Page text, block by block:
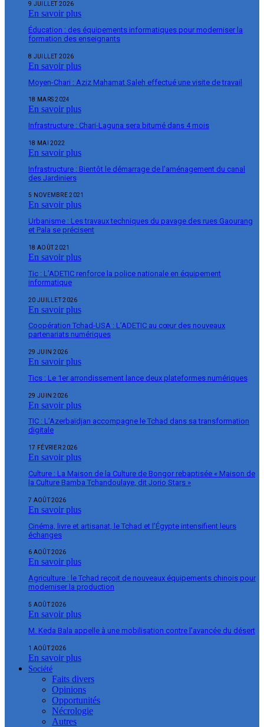
9 JUILLET 2026
En savoir plus
Éducation : des équipements informatiques pour moderniser la
formation des enseignants
8 JUILLET 2026
En savoir plus
Moyen-Chari : Aziz Mahamat Saleh effectué une visite de travail
18 MARS 2024
En savoir plus
Infrastructure : Chari-Laguna sera bitumé dans 4 mois
18 MAI 2022
En savoir plus
Infrastructure : Bientôt le démarrage de l’aménagement du canal
des Jardiniers
5 NOVEMBRE 2021
En savoir plus
Urbanisme : Les travaux techniques du pavage des rues Gaourang
et Pala se précisent
18 AOÛT 2021
En savoir plus
Tic : L’ADETIC renforce la police nationale en équipement
informatique
20 JUILLET 2026
En savoir plus
Coopération Tchad-USA : L’ADETIC au cœur des nouveaux
partenariats numériques
29 JUIN 2026
En savoir plus
Tics : Le 1er arrondissement lance deux plateformes numériques
29 JUIN 2026
En savoir plus
TIC : L’Azerbaïdjan accompagne le Tchad dans sa transformation
digitale
17 FÉVRIER 2026
En savoir plus
Culture : La Maison de la Culture de Bongor rebaptisée « Maison de
la Culture Bamba Tchandoulaye, dit Jorio Stars »
7 AOÛT 2026
En savoir plus
Cinéma, livre et artisanat, le Tchad et l’Égypte intensifient leurs
échanges
6 AOÛT 2026
En savoir plus
Agriculture : le Tchad reçoit de nouveaux équipements chinois pour
moderniser la production
5 AOÛT 2026
En savoir plus
M. Keda Bala appelle à une mobilisation contre l’avancée du désert
1 AOÛT 2026
En savoir plus
Société
Faits divers
Opinions
Opportunités
Nécrologie
Autres